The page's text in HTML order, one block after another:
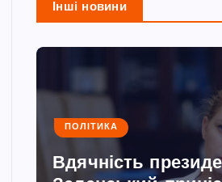
Інші новини
ПОЛІТИКА
Вдячність